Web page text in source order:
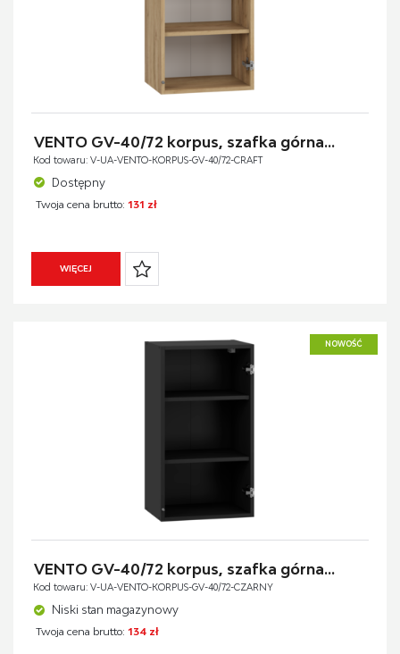
VENTO GV-40/72 korpus, szafka górna...
Kod towaru: V-UA-VENTO-KORPUS-GV-40/72-CRAFT
Dostępny
Twoja cena brutto: 131 zł
WIĘCEJ
NOWOŚĆ
VENTO GV-40/72 korpus, szafka górna...
Kod towaru: V-UA-VENTO-KORPUS-GV-40/72-CZARNY
Niski stan magazynowy
Twoja cena brutto: 134 zł